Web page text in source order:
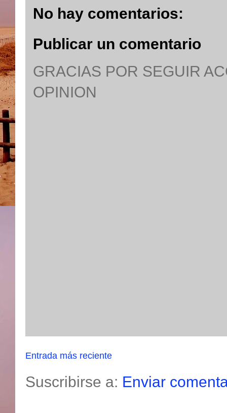
No hay comentarios:
Publicar un comentario
GRACIAS POR SEGUIR
OPINION
Entrada más reciente
Suscribirse a: Enviar